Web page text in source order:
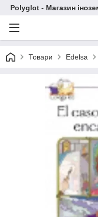
Polyglot - Магазин
Товари Edelsa